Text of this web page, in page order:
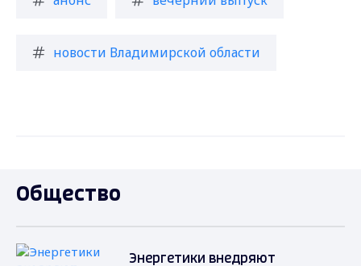
новости Владимирской области
Общество
Энергетики внедряют